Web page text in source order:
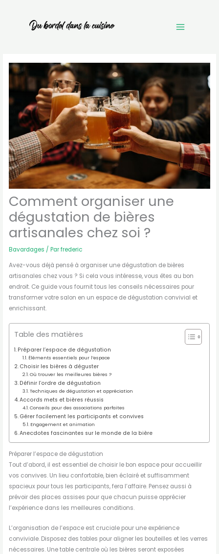
Comment organiser une
dégustation de bières
artisanales chez soi ?
Bavardages / Parfrederic
Avez-vous déjà pensé à organiser une dégustation de bières
artisanales chez vous ? Si cela vous intéresse, vous êtes au bon
endroit. Ce guide vous fournit tous les conseils nécessaires pour
transformer votre salon en un espace de dégustation convivial et
enrichissant.
Table des matières
Préparer l’espace de dégustation
Éléments essentiels pour l’espace
Choisir les bières à déguster
Où trouver les meilleures bières ?
Définir l’ordre de dégustation
Techniques de dégustation et appréciation
Accords mets et bières réussis
Conseils pour des associations parfaites
Gérer facilement les participants et convives
Engagement et animation
Anecdotes fascinantes sur le monde de la bière
Préparer l’espace de dégustation
Tout d’abord, il est essentiel de choisir le bon espace pour accueillir
vos convives. Un lieu confortable, bien éclairé et suffisamment
spacieux pour tous les participants, fera l’affaire. Pensez aussi à
prévoir des places assises pour que chacun puisse apprécier
l’expérience dans les meilleures conditions.
L’organisation de l’espace est cruciale pour une expérience
conviviale. Disposez des tables pour aligner les bouteilles et les verres
nécessaires. Une table centrale où les bières seront exposées